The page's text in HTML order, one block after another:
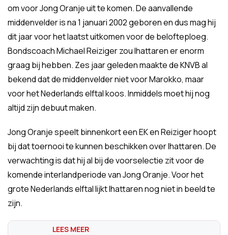
om voor Jong Oranje uit te komen. De aanvallende
middenvelder is na 1 januari 2002 geboren en dus mag hij
dit jaar voor het laatst uitkomen voor de belofteploeg.
Bondscoach Michael Reiziger zou Ihattaren er enorm
graag bij hebben. Zes jaar geleden maakte de KNVB al
bekend dat de middenvelder niet voor Marokko, maar
voor het Nederlands elftal koos. Inmiddels moet hij nog
altijd zijn debuut maken.
Jong Oranje speelt binnenkort een EK en Reiziger hoopt
bij dat toernooi te kunnen beschikken over Ihattaren. De
verwachting is dat hij al bij de voorselectie zit voor de
komende interlandperiode van Jong Oranje. Voor het
grote Nederlands elftal lijkt Ihattaren nog niet in beeld te
zijn.